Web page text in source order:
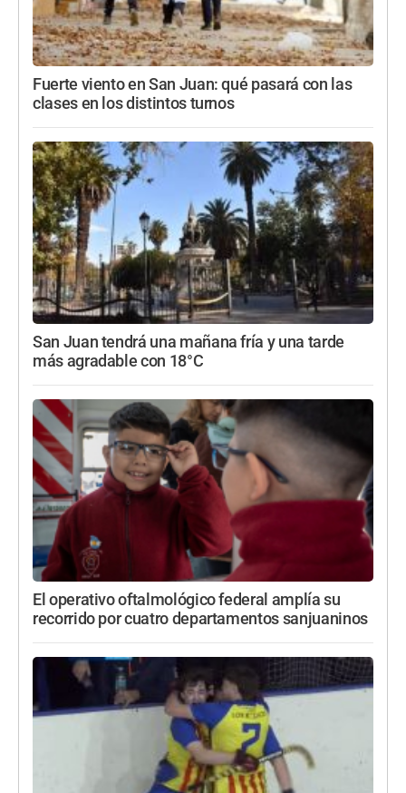
Fuerte viento en San Juan: qué pasará con las
clases en los distintos turnos
San Juan tendrá una mañana fría y una tarde
más agradable con 18°C
El operativo oftalmológico federal amplía su
recorrido por cuatro departamentos sanjuaninos